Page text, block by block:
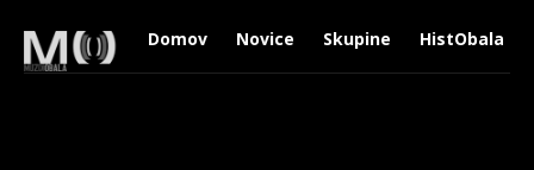
Domov Novice Skupine HistObala